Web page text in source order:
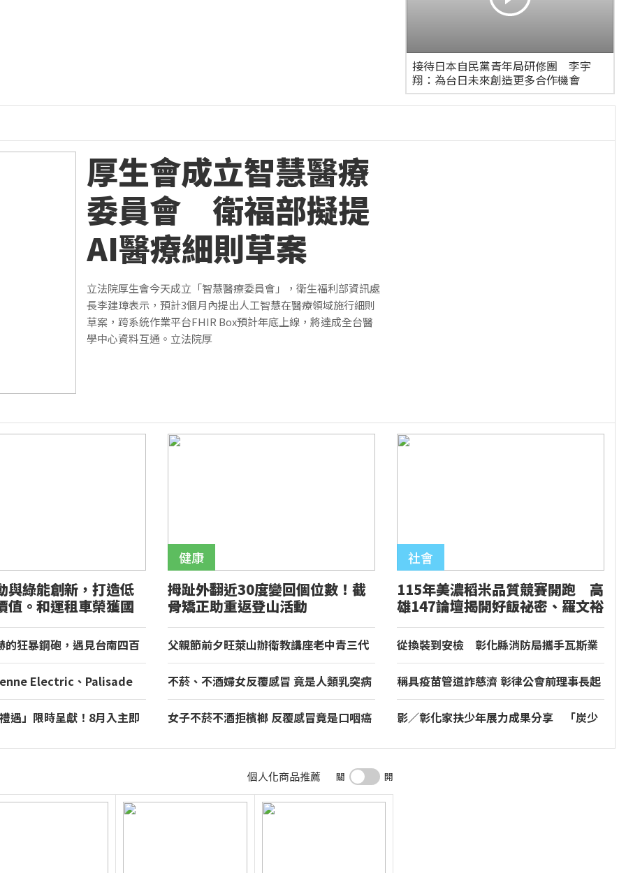
接待日本自民黨青年局研修團 李宇
翔：為台日未來創造更多合作機會
厚生會成立智慧醫療
委員會 衛福部擬提
AI醫療細則草案
立法院厚生會今天成立「智慧醫療委員會」，衛生福利部資訊處
長李建璋表示，預計3個月內提出人工智慧在醫療領域施行細則
草案，跨系統作業平台FHIR Box預計年底上線，將達成全台醫
學中心資料互通。立法院厚
與綠能創新，打造低
值。和運租車榮獲國
獎！
的狂暴鋼砲，遇見台南四百
Electric、Palisade
遇」限時呈獻！8月入主即
拇趾外翻近30度變回個位數！截
骨矯正助重返登山活動
父親節前夕旺萊山辦衛教講座老中青三代
不菸、不酒婦女反覆感冒 竟是人類乳突病
女子不菸不酒拒檳榔 反覆感冒竟是口咽癌
115年美濃稻米品質競賽開跑 高
雄147論壇揭開好飯祕密、羅文裕
歌聲飄米香
從換裝到安檢 彰化縣消防局攜手瓦斯業
稱具疫苗管道詐慈濟 彰律公會前理事長起
影／彰化家扶少年展力成果分享 「炭少
個人化商品推薦 關 開